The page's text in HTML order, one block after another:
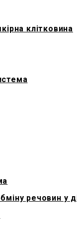
клітковина
речовин у